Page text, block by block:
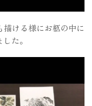
ける様にお柩の中に
た。